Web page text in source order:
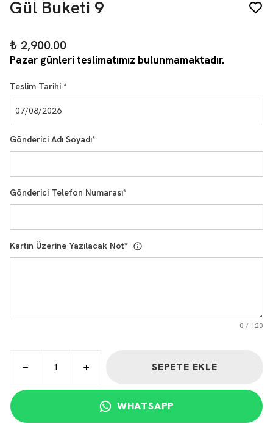
Gül Buketi 9
₺ 2,900.00
Pazar günleri teslimatımız bulunmamaktadır.
Teslim Tarihi *
Gönderici Adı Soyadı*
Gönderici Telefon Numarası*
Kartın Üzerine Yazılacak Not*
0 / 120
SEPETE EKLE
WHATSAPP